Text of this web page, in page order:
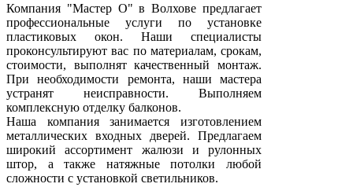
Компания "Мастер О" в Волхове предлагает
профессиональные услуги по установке
пластиковых окон. Наши специалисты
проконсультируют вас по материалам, срокам,
стоимости, выполнят качественный монтаж.
При необходимости ремонта, наши мастера
устранят неисправности. Выполняем
комплексную отделку балконов.
Наша компания занимается изготовлением
металлических входных дверей. Предлагаем
широкий ассортимент жалюзи и рулонных
штор, а также натяжные потолки любой
сложности с установкой светильников.